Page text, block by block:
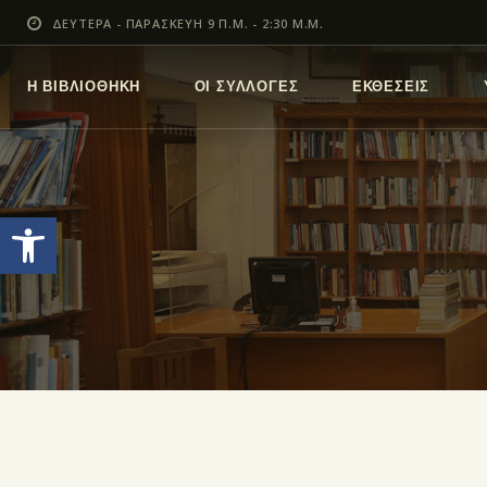
Ανοίξτε τη γραμμή εργαλείων
ΔΕΥΤΕΡΑ - ΠΑΡΑΣΚΕΥΗ 9 Π.Μ. - 2:30 Μ.Μ.
Η ΒΙΒΛΙΟΘΗΚΗ ΟΙ ΣΥΛΛΟΓΕΣ ΕΚΘΕΣΕΙΣ